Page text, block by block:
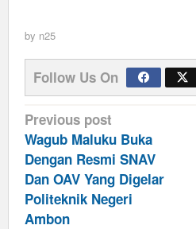
by n25
Follow Us On
Post
navigation
Previous post
Wagub Maluku Buka
Dengan Resmi SNAV
Dan OAV Yang Digelar
Politeknik Negeri
Ambon